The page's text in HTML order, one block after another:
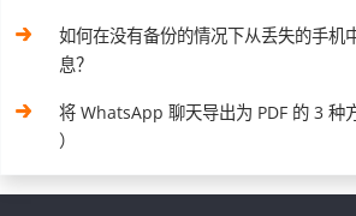
如何在没有备份的情况下从丢失的手
息？
将 WhatsApp 聊天导出为 PDF 的 3 种
）